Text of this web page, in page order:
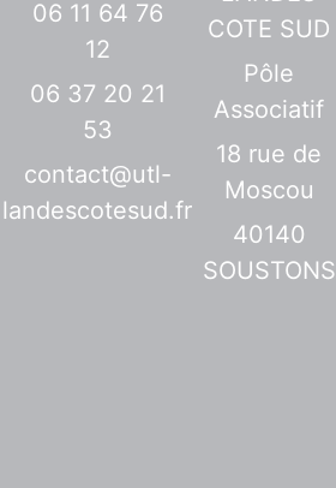
06 11 64 76
12
06 37 20 21
53
contact@utl-
landescotesud.fr
COTE SUD
Pôle
Associatif
18 rue de
Moscou
40140
SOUSTONS